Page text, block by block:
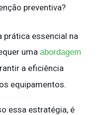
preventiva?
prática essencial na
uma abordagem
a eficiência
equipamentos.
essa estratégia, é